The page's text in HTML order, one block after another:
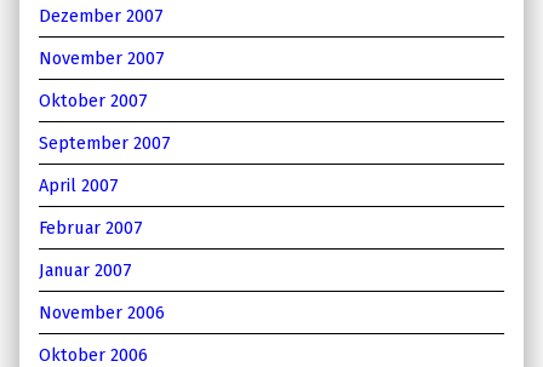
Dezember 2007
November 2007
Oktober 2007
September 2007
April 2007
Februar 2007
Januar 2007
November 2006
Oktober 2006